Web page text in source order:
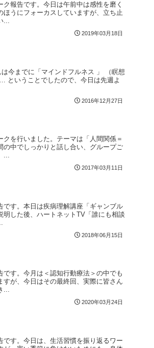
報告です。今日は午前中は感性を磨く
うにフォーカスしていますが、立ち止
...
2019年03月18日
今までに「マインドフルネス 」 （瞑想
ということでしたので、今日は先週よ
2016年12月27日
を行いました。テーマは「人間関係＝
中でしっかりと話し合い、グループご
...
2017年03月11日
す。本日は疾病理解講座「ギャンブル
した後、ハートネットTV「誰にも相談
2018年06月15日
す。今月は＜認知行動療法＞の中でも
が、今日はその最終回、実際に皆さん
...
2020年03月24日
す。今日は、生活習慣を振り返るワー